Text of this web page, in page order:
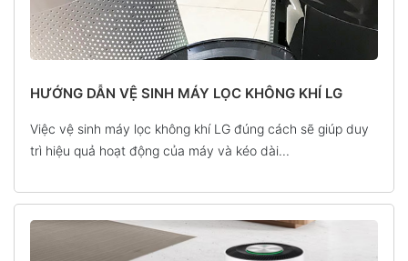
HƯỚNG DẪN VỆ SINH MÁY LỌC KHÔNG KHÍ LG
Việc vệ sinh máy lọc không khí LG đúng cách sẽ giúp duy
trì hiệu quả hoạt động của máy và kéo dài...